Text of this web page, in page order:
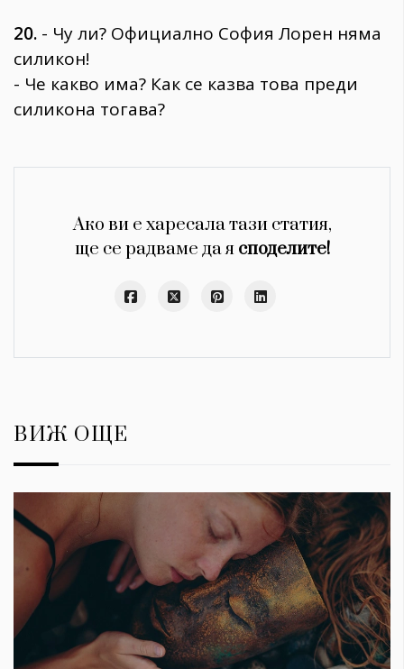
20. - Чу ли? Официално София Лорен няма
силикон!
- Че какво има? Как се казва това преди
силикона тогава?
Ако ви е харесала тази статия,
ще се радваме да я споделите!
ВИЖ ОЩЕ